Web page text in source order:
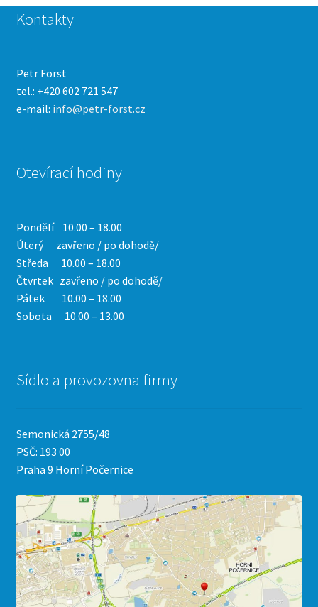
Kontakty
Petr Forst
tel.: +420 602 721 547
e-mail: info@petr-forst.cz
Otevírací hodiny
Pondělí 10.00 – 18.00
Úterý zavřeno / po dohodě/
Středa 10.00 – 18.00
Čtvrtek zavřeno / po dohodě/
Pátek 10.00 – 18.00
Sobota 10.00 – 13.00
Sídlo a provozovna firmy
Semonická 2755/48
PSČ: 193 00
Praha 9 Horní Počernice